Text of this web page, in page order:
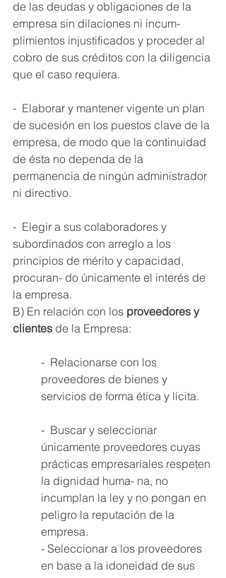
de las deudas y obligaciones de la
empresa sin dilaciones ni incum-
plimientos injustificados y proceder al
cobro de sus créditos con la diligencia
que el caso requiera.
-  Elaborar y mantener vigente un plan
de sucesión en los puestos clave de la
empresa, de modo que la continuidad
de ésta no dependa de la
permanencia de ningún administrador
ni directivo.
-  Elegir a sus colaboradores y
subordinados con arreglo a los
principios de mérito y capacidad,
procuran- do únicamente el interés de
la empresa.
B) En relación con los proveedores y
clientes de la Empresa:
-  Relacionarse con los
proveedores de bienes y
servicios de forma ética y lícita.
-  Buscar y seleccionar
únicamente proveedores cuyas
prácticas empresariales respeten
la dignidad huma- na, no
incumplan la ley y no pongan en
peligro la reputación de la
empresa.
- Seleccionar a los proveedores
en base a la idoneidad de sus